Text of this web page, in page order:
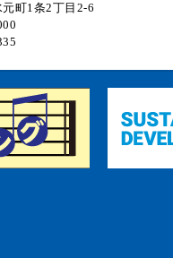
町1条2丁目2-6